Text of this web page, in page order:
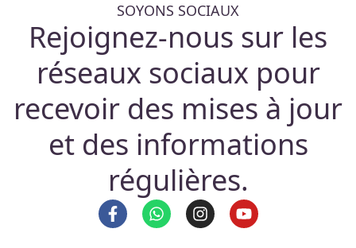
SOYONS SOCIAUX
Rejoignez-nous sur les
réseaux sociaux pour
recevoir des mises à jour
et des informations
régulières.